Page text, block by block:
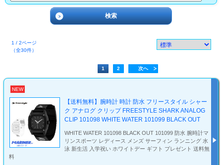
1 / 2ページ
（全30件）
1 2 次へ
NEW
【送料無料】腕時計 時計 防水 フリースタイル シャー
ク アナログ クリップ FREESTYLE SHARK ANALOG
CLIP 101098 WHITE WATER 101099 BLACK OUT
WHITE WATER 101098 BLACK OUT 101099 防水 腕時計マ
リンスポーツ レディース メンズ サーフィン ランニング 水
泳 新生活 入学祝い ホワイトデー ギフト プレゼント 送料無
料